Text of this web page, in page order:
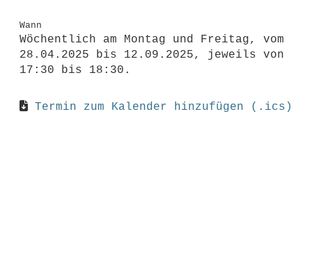
Wann
Wöchentlich am Montag und Freitag, vom
28.04.2025 bis 12.09.2025, jeweils von
17:30 bis 18:30.
Termin zum Kalender hinzufügen (.ics)